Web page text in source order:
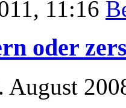
11:16
oder
August